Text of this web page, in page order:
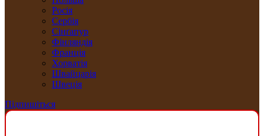
Росія
Сербія
Сінґапур
Фінляндія
Франція
Хорватія
Швайцарія
Швеція
Підпишіться